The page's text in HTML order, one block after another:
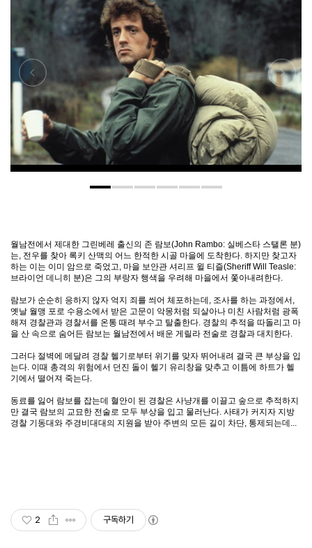
월남전에서 제대한 그린베레 출신의 존 람보(John Rambo: 실베스타 스탤론 분)
는, 전우를 찾아 록키 산맥의 어느 한적한 시골 마을에 도착한다. 하지만 찾고자
하는 이는 이미 암으로 죽었고, 마을 보안관 셔리프 윌 티즐(Sheriff Will Teasle:
브라이언 데니히 분)은 그의 부랑자 행색을 우려해 마을에서 쫓아내려한다.
람보가 순순히 응하지 않자 억지 죄를 씌어 체포하는데, 조사를 하는 과정에서,
옛날 월맹 포로 수용소에서 받은 고문이 악몽처럼 되살아나 미친 사람처럼 광폭
해져 경찰관과 경찰서를 온통 때려 부수고 탈출한다. 경찰의 추적을 따돌리고 마
을 산 속으로 숨어든 람보는 월남전에서 배운 게릴라 전술로 경찰과 대치한다.
그러다 절벽에 메달려 경찰 헬기로부터 위기를 맞자 뛰어내려 결국 큰 부상을 입
는다. 이때 총격의 위험에서 던진 돌이 헬기 유리창을 맞추고 이틈에 하트가 헬
기에서 떨어져 죽는다.
동료를 잃어 람보를 잡는데 혈안이 된 경찰은 사냥개를 이끌고 숲으로 추적하지
만 결국 람보의 교묘한 전술로 모두 부상을 입고 물러난다. 사태가 커지자 지방
경찰 기동대와 주경비대대의 지원을 받아 주변의 모든 길이 차단, 통제되는데...
2 구독하기